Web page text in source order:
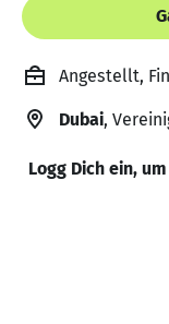
Angestellt,
Dubai,
Logg Dich ein,